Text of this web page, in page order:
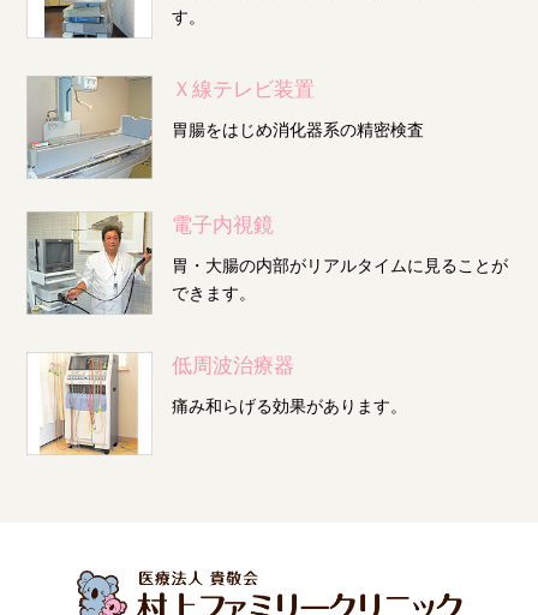
す。
Ｘ線テレビ装置
胃腸をはじめ消化器系の精密検査
電子内視鏡
胃・大腸の内部がリアルタイムに見ることが
できます。
低周波治療器
痛み和らげる効果があります。